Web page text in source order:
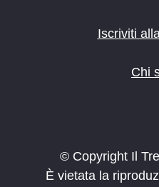
Iscriviti
Chi
© Copyright Il
È vietata la